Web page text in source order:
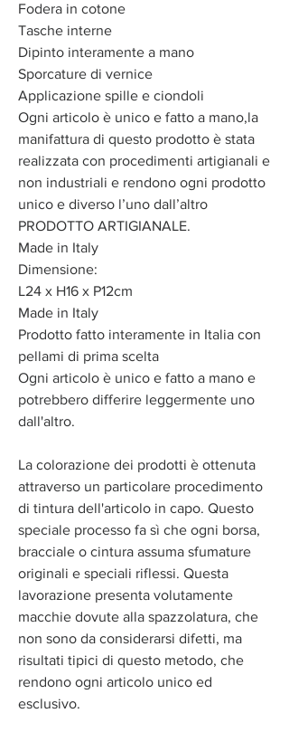
Fodera in cotone
Tasche interne
Dipinto interamente a mano
Sporcature di vernice
Applicazione spille e ciondoli
Ogni articolo è unico e fatto a mano,la
manifattura di questo prodotto è stata
realizzata con procedimenti artigianali e
non industriali e rendono ogni prodotto
unico e diverso l’uno dall’altro
PRODOTTO ARTIGIANALE.
Made in Italy
Dimensione:
L24 x H16 x P12cm
Made in Italy
Prodotto fatto interamente in Italia con
pellami di prima scelta
Ogni articolo è unico e fatto a mano e
potrebbero differire leggermente uno
dall'altro.
La colorazione dei prodotti è ottenuta
attraverso un particolare procedimento
di tintura dell'articolo in capo. Questo
speciale processo fa sì che ogni borsa,
bracciale o cintura assuma sfumature
originali e speciali riflessi. Questa
lavorazione presenta volutamente
macchie dovute alla spazzolatura, che
non sono da considerarsi difetti, ma
risultati tipici di questo metodo, che
rendono ogni articolo unico ed
esclusivo.